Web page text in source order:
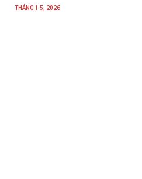
THÁNG 1 5, 2026